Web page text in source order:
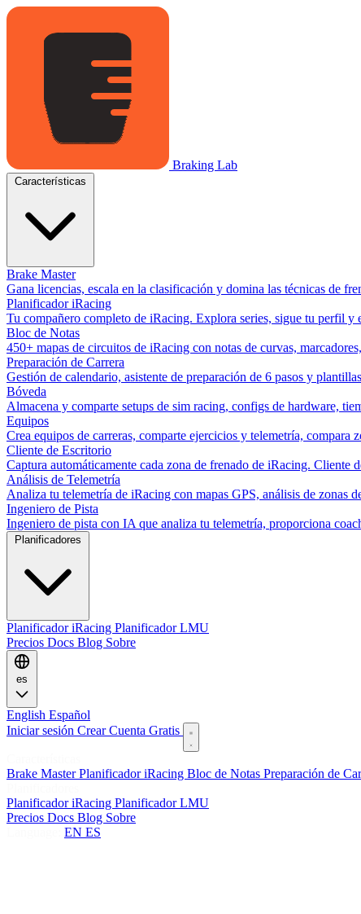
Braking Lab
Brake Master
Gana licencias, escala en la clasificación y domina las técnicas de
Planificador iRacing
Tu compañero completo de iRacing. Explora series, sigue tu perfil y
Bloc de Notas
450+ mapas de circuitos de iRacing con notas de curvas,
Preparación de Carrera
Gestión de calendario, asistente de preparación de 6 pasos y
Bóveda
Almacena y comparte setups de sim racing, configs de hardware,
Equipos
Crea equipos de carreras, comparte ejercicios y telemetría, compara
Cliente de Escritorio
Captura automáticamente cada zona de frenado de iRacing.
Análisis de Telemetría
Analiza tu telemetría de iRacing con mapas GPS, análisis de zonas
Ingeniero de Pista
Ingeniero de pista con IA que analiza tu telemetría, proporciona
Planificador iRacing Planificador LMU
Precios Docs Blog Sobre
es
English Español
Iniciar sesión Crear Cuenta Gratis
Brake MasterPlanificador iRacing Bloc de Notas Preparación de
Planificador iRacing Planificador LMU
Precios Docs Blog Sobre
EN ES